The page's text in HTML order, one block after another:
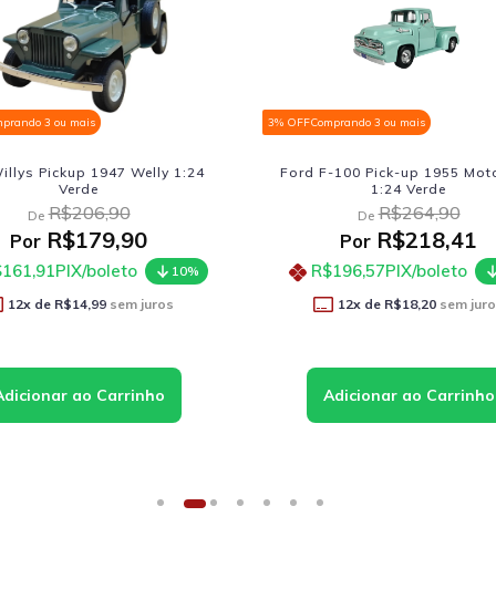
Welly 1:24
10%
sem juros
Comprando 3 ou mais
Ford F-100 Pick-up 1955 Motormax
R$264,90
R$218,41
PIX/boleto
10%
R$18,20sem juros